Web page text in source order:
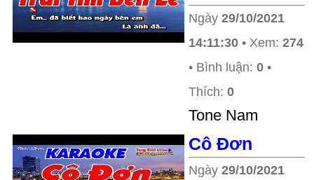
Ngày 29/10/2021
14:11:30 • Xem: 274
• Bình luận: 0 •
Thích: 0
Tone Nam
Cô Đơn
Ngày 29/10/2021